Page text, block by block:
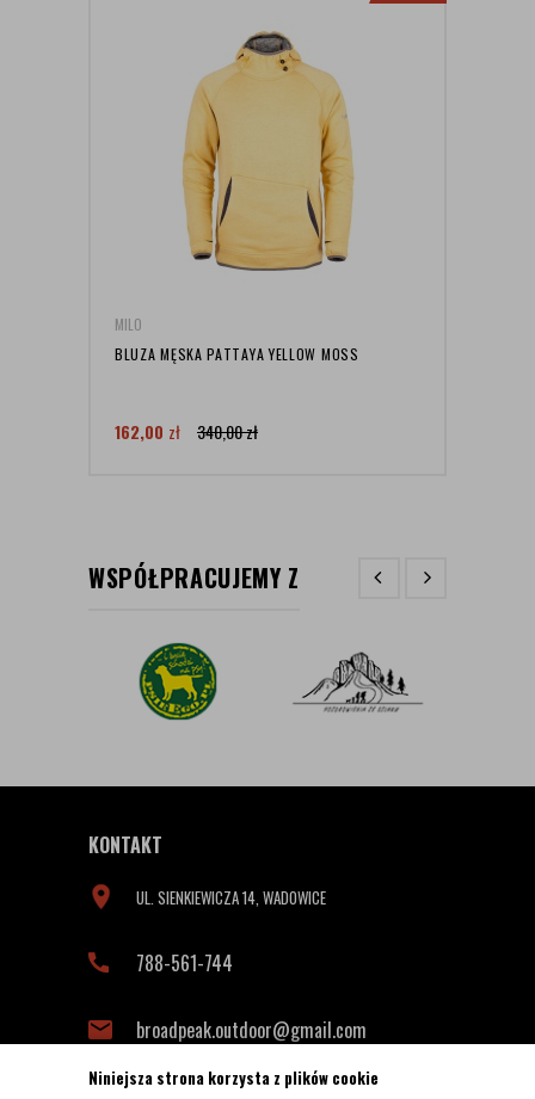
Niniejsza strona korzysta z plików cookie
MILO
BLUZA MĘSKA PATTAYA YELLOW MOSS
162,00 zł 340,00zł
WSPÓŁPRACUJEMY Z
KONTAKT
UL. SIENKIEWICZA 14, WADOWICE
788-561-744
broadpeak.outdoor@gmail.com